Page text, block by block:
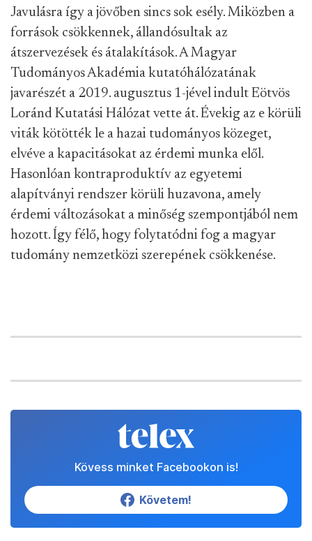
Javulásra így a jövőben sincs sok esély. Miközben a
források csökkennek, állandósultak az
átszervezések és átalakítások. A Magyar
Tudományos Akadémia kutatóhálózatának
javarészét a 2019. augusztus 1-jével indult Eötvös
Loránd Kutatási Hálózat vette át. Évekig az e körüli
viták kötötték le a hazai tudományos közeget,
elvéve a kapacitásokat az érdemi munka elől.
Hasonlóan kontraproduktív az egyetemi
alapítványi rendszer körüli huzavona, amely
érdemi változásokat a minőség szempontjából nem
hozott. Így félő, hogy folytatódni fog a magyar
tudomány nemzetközi szerepének csökkenése.
Kövess minket Facebookon is!
Követem!